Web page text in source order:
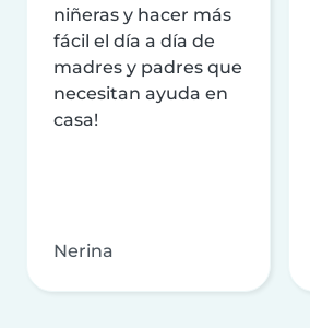
niñeras y hacer más
fácil el día a día de
madres y padres que
necesitan ayuda en
casa!
Nerina